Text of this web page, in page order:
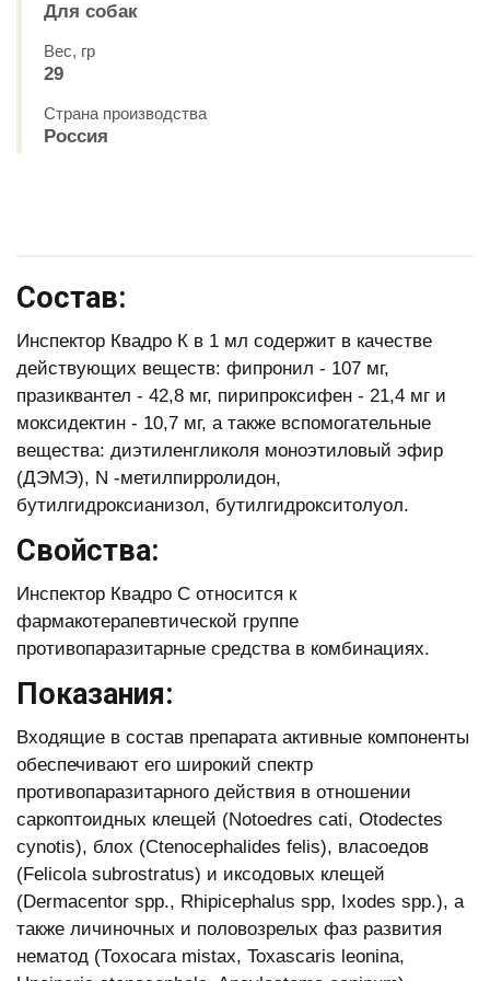
Для собак
Вес, гр
29
Страна производства
Россия
Состав:
Инспектор Квадро К в 1 мл содержит в качестве
действующих веществ: фипронил - 107 мг,
празиквантел - 42,8 мг, пирипроксифен - 21,4 мг и
моксидектин - 10,7 мг, а также вспомогательные
вещества: диэтиленгликоля моноэтиловый эфир
(ДЭМЭ), N -метилпирролидон,
бутилгидроксианизол, бутилгидрокситолуол.
Свойства:
Инспектор Квадро С относится к
фармакотерапевтической группе
противопаразитарные средства в комбинациях.
Показания:
Входящие в состав препарата активные компоненты
обеспечивают его широкий спектр
противопаразитарного действия в отношении
саркоптоидных клещей (Notoedres cati, Otodectes
cynotis), блох (Ctenocephalides felis), власоедов
(Felicola subrostratus) и иксодовых клещей
(Dermacentor spp., Rhipicephalus spp, Ixodes spp.), а
также личиночных и половозрелых фаз развития
нематод (Тохосага mistax, Toxascaris leonina,